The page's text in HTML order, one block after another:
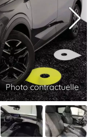
Photo contractuelle